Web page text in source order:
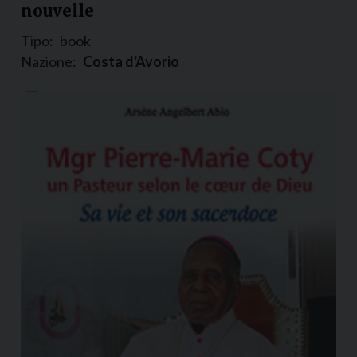
nouvelle
Tipo: book
Nazione: Costa d'Avorio